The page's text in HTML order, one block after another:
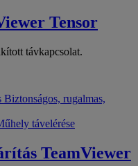
Tensor
távkapcsolat.
Biztonságos, rugalmas,
távelérése
TeamViewer